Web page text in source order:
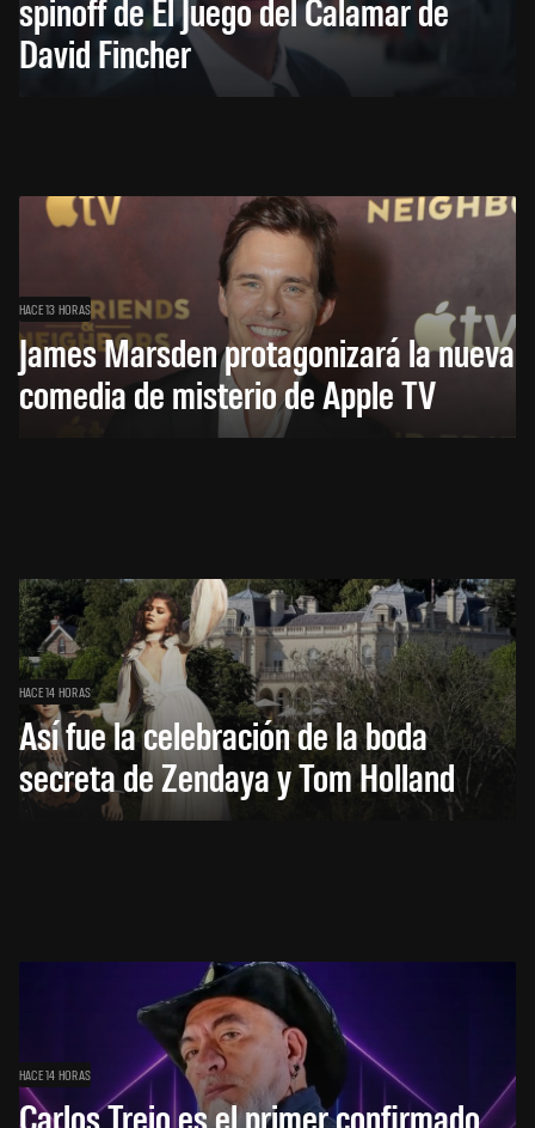
spinoff de El Juego del Calamar de
David Fincher
HACE 13 HORAS
James Marsden protagonizará la nueva
comedia de misterio de Apple TV
HACE 14 HORAS
Así fue la celebración de la boda
secreta de Zendaya y Tom Holland
HACE 14 HORAS
Carlos Trejo es el primer confirmado